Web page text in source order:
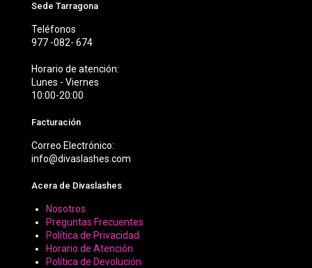
Sede Tarragona
Teléfonos
977 -082- 674
Horario de atención:
Lunes - Viernes
10:00-20:00
Facturación
Correo Electrónico:
info@divaslashes.com
Acera de Divaslashes
Nosotros
Preguntas Frecuentes
Política de Privacidad
Horario de Atención
Política de Devolución